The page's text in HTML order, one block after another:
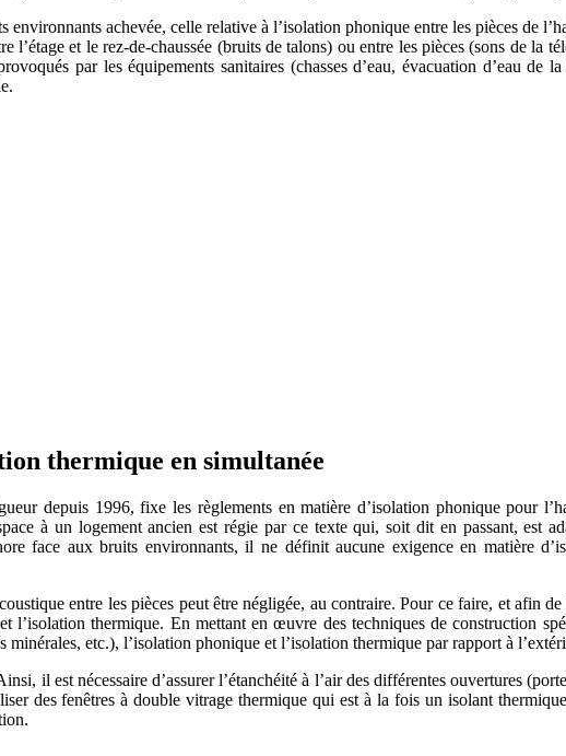
environnants achevée, celle relative à l’isolation phonique entre les pièces de
l’étage et le rez-de-chaussée (bruits de talons) ou entre les pièces (sons de la
par les équipements sanitaires (chasses d’eau, évacuation d’eau de
thermique en simultanée
depuis 1996, fixe les règlements en matière d’isolation phonique pour
à un logement ancien est régie par ce texte qui, soit dit en passant, est
face aux bruits environnants, il ne définit aucune exigence en matière
entre les pièces peut être négligée, au contraire. Pour ce faire, et afin
l’isolation thermique. En mettant en œuvre des techniques de construction
etc.), l’isolation phonique et l’isolation thermique par rapport à
il est nécessaire d’assurer l’étanchéité à l’air des différentes ouvertures
des fenêtres à double vitrage thermique qui est à la fois un isolant